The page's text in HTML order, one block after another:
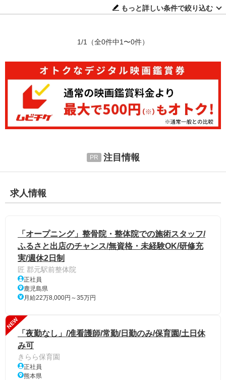
もっと詳しい条件で絞り込む
1/1 （全0件中1〜0件）
注目情報
求人情報
「オープニング」整骨院・整体院での施術スタッフ/
ふるさと出店のチャンス/無資格・未経験OK/研修充
実/週休2日制
匠 郡元駅前整体院
正社員
鹿児島県
月給22万8,000円～35万円
NEW
「夜勤なし」/准看護師/常勤/日勤のみ/保育園/土日休
み可
きらら保育園
正社員
熊本県